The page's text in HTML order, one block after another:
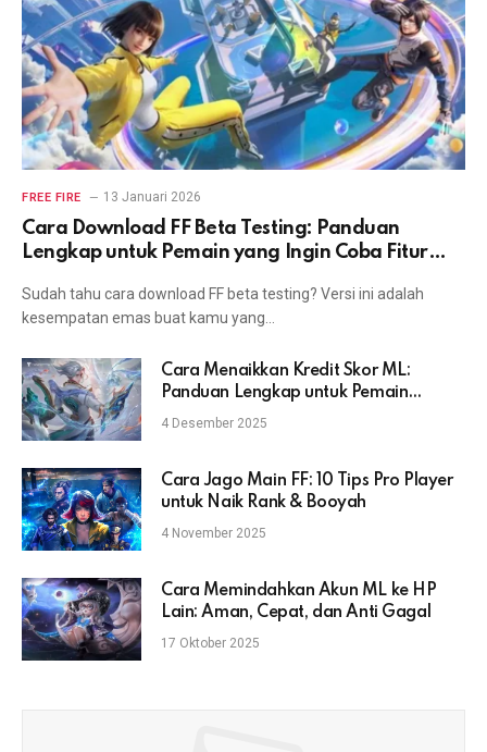
FREE FIRE 13 Januari 2026
Cara Download FF Beta Testing: Panduan
Lengkap untuk Pemain yang Ingin Coba Fitur
Sudah tahu cara download FF beta testing? Versi ini adalah
kesempatan emas buat kamu yang…
Cara Menaikkan Kredit Skor ML:
Panduan Lengkap untuk Pemain
Mobile Legends
4 Desember 2025
Cara Jago Main FF: 10 Tips Pro Player
untuk Naik Rank & Booyah
4 November 2025
Cara Memindahkan Akun ML ke HP
Lain: Aman, Cepat, dan Anti Gagal
17 Oktober 2025